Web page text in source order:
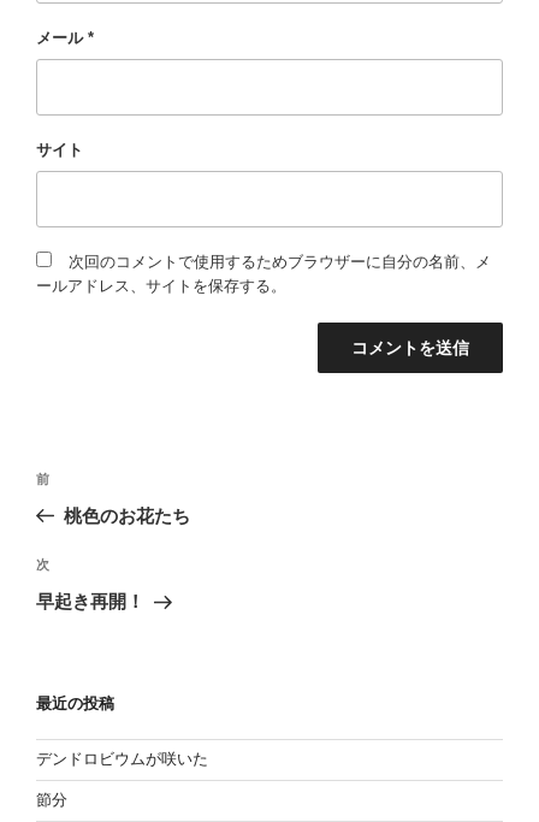
メール *
サイト
次回のコメントで使用するためブラウザーに自分の名前、メ
ールアドレス、サイトを保存する。
投
ビ
ゲ
ョ
ン
過
の
稿
前
桃色のお花たち
次
投
次
早起き再開！
最近の投稿
デンドロビウムが咲いた
節分